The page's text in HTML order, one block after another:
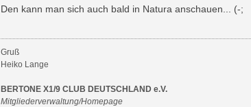
i
g
Den kann man sich auch bald in Natura anschauen... (-;
Gruß
Heiko Lange
BERTONE X1/9 CLUB DEUTSCHLAND e.V.
Mitgliederverwaltung/Homepage